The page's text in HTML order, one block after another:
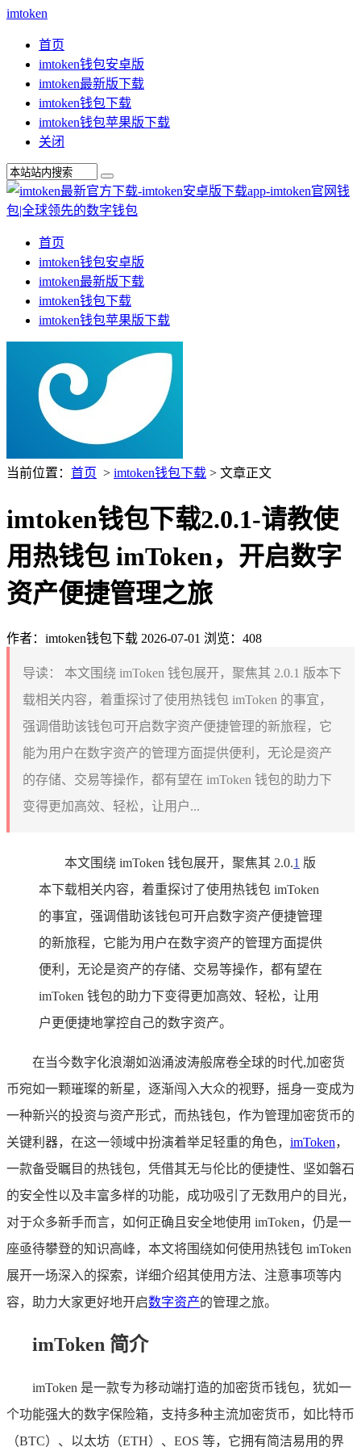
imtoken
首页
imtoken钱包安卓版
imtoken最新版下载
imtoken钱包下载
imtoken钱包苹果版下载
关闭
首页
imtoken钱包安卓版
imtoken最新版下载
imtoken钱包下载
imtoken钱包苹果版下载
当前位置： 首页 > imtoken钱包下载 > 文章正文
imtoken钱包下载2.0.1-请教使
用热钱包 imToken，开启数字
资产便捷管理之旅
作者：imtoken钱包下载 2026-07-01 浏览：408
导读：
本文围绕 imToken 钱包展开，聚焦其 2.0.1 版本下
载相关内容，着重探讨了使用热钱包 imToken 的事宜，
强调借助该钱包可开启数字资产便捷管理的新旅程，它
能为用户在数字资产的管理方面提供便利，无论是资产
的存储、交易等操作，都有望在 imToken 钱包的助力下
变得更加高效、轻松，让用户...
本文围绕 imToken 钱包展开，聚焦其 2.0.1 版
本下载相关内容，着重探讨了使用热钱包 imToken
的事宜，强调借助该钱包可开启数字资产便捷管理
的新旅程，它能为用户在数字资产的管理方面提供
便利，无论是资产的存储、交易等操作，都有望在
imToken 钱包的助力下变得更加高效、轻松，让用
户更便捷地掌控自己的数字资产。
在当今数字化浪潮如汹涌波涛般席卷全球的时代,加密货
币宛如一颗璀璨的新星，逐渐闯入大众的视野，摇身一变成为
一种新兴的投资与资产形式，而热钱包，作为管理加密货币的
关键利器，在这一领域中扮演着举足轻重的角色， imToken，
一款备受瞩目的热钱包，凭借其无与伦比的便捷性、坚如磐石
的安全性以及丰富多样的功能，成功吸引了无数用户的目光，
对于众多新手而言，如何正确且安全地使用 imToken，仍是一
座亟待攀登的知识高峰，本文将围绕如何使用热钱包 imToken
展开一场深入的探索，详细介绍其使用方法、注意事项等内
容，助力大家更好地开启数字资产的管理之旅。
imToken 简介
imToken 是一款专为移动端打造的加密货币钱包，犹如一
个功能强大的数字保险箱，支持多种主流加密货币，如比特币
（BTC）、以太坊（ETH）、EOS 等，它拥有简洁易用的界